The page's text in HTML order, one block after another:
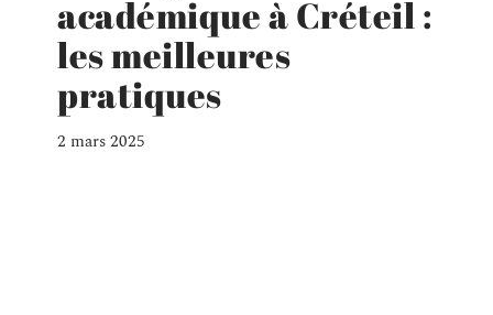
académique à Créteil :
les meilleures
pratiques
2 mars 2025